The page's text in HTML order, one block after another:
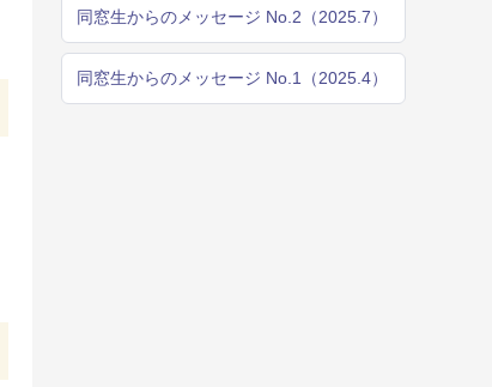
同窓生からのメッセージ No.2（2025.7）
同窓生からのメッセージ No.1（2025.4）